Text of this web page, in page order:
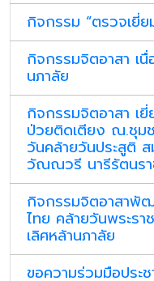
กิจกรรม “ตรวจเยี่
กิจกรรมจิตอาสา เ
นภาลัย
กิจกรรมจิตอาสา เ
ป่วยติดเตียง ณ.ชุม
วันคล้ายวันประสูติ ส
วัณณวรี นารีรัตนร
กิจกรรมจิตอาสาพั
ไทย คล้ายวันพระร
เลิศหล้านภาลัย
ขอความร่วมมือประ